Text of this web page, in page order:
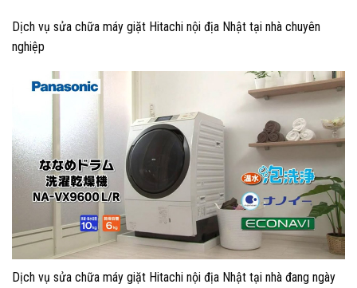
Dịch vụ sửa chữa máy giặt Hitachi nội địa Nhật tại nhà chuyên
nghiệp
Dịch vụ sửa chữa máy giặt Hitachi nội địa Nhật tại nhà đang ngày